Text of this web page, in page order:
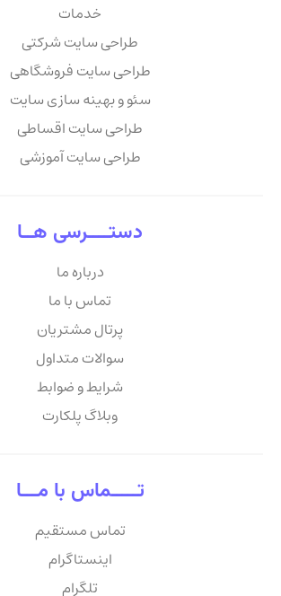
خدمات
طراحی سایت شرکتی
طراحی سایت فروشگاهی
سئو و بهینه سازی سایت
طراحی سایت اقساطی
طراحی سایت آموزشی
دستــــرسی هــا
درباره ما
تماس با ما
پرتال مشتریان
سوالات متداول
شرایط و ضوابط
وبلاگ پلکارت
تـــــماس با مـــا
تماس مستقیم
اینستاگرام
تلگرام